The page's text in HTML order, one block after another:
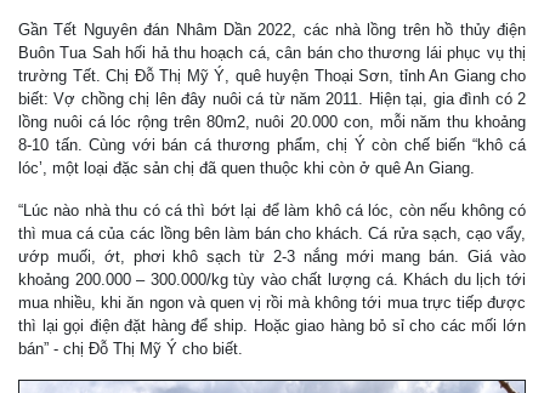
Gần Tết Nguyên đán Nhâm Dần 2022, các nhà lồng trên hồ thủy điện
Buôn Tua Sah hối hả thu hoạch cá, cân bán cho thương lái phục vụ thị
trường Tết. Chị Đỗ Thị Mỹ Ý, quê huyện Thoại Sơn, tỉnh An Giang cho
biết: Vợ chồng chị lên đây nuôi cá từ năm 2011. Hiện tại, gia đình có 2
lồng nuôi cá lóc rộng trên 80m2, nuôi 20.000 con, mỗi năm thu khoảng
8-10 tấn. Cùng với bán cá thương phẩm, chị Ý còn chế biến “khô cá
lóc’, một loại đặc sản chị đã quen thuộc khi còn ở quê An Giang.
“Lúc nào nhà thu có cá thì bớt lại để làm khô cá lóc, còn nếu không có
thì mua cá của các lồng bên làm bán cho khách. Cá rửa sạch, cạo vẩy,
ướp muối, ớt, phơi khô sạch từ 2-3 nắng mới mang bán. Giá vào
khoảng 200.000 – 300.000/kg tùy vào chất lượng cá. Khách du lịch tới
mua nhiều, khi ăn ngon và quen vị rồi mà không tới mua trực tiếp được
thì lại gọi điện đặt hàng để ship. Hoặc giao hàng bỏ sỉ cho các mối lớn
bán” - chị Đỗ Thị Mỹ Ý cho biết.